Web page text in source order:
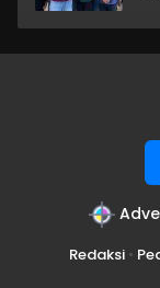
Redaksi•